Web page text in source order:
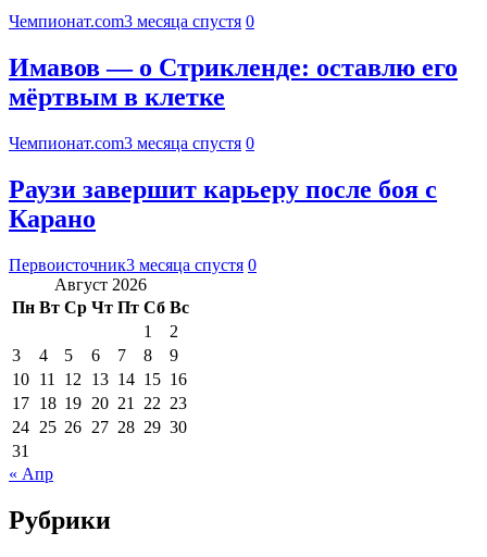
Чемпионат.com3 месяца спустя 0
Имавов — о Стрикленде: оставлю его
мёртвым в клетке
Чемпионат.com3 месяца спустя 0
Раузи завершит карьеру после боя с
Карано
Первоисточник3 месяца спустя 0
Август 2026
Пн Вт Ср Чт Пт Сб Вс
1
2
3
4 5 6 7 8
9
10 11 12 13 14 15 16
17 18 19 20 21 22 23
24 25 26 27 28 29 30
31
« Апр
Рубрики